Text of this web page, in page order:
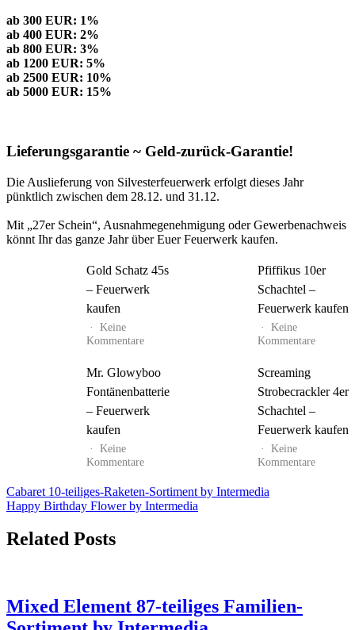
ab 300 EUR: 1%
ab 400 EUR: 2%
ab 800 EUR: 3%
ab 1200 EUR: 5%
ab 2500 EUR: 10%
ab 5000 EUR: 15%
Lieferungsgarantie ~ Geld-zurück-Garantie!
Die Auslieferung von Silvesterfeuerwerk erfolgt dieses Jahr
pünktlich zwischen dem 28.12. und 31.12.
Mit „27er Schein“, Ausnahmegenehmigung oder Gewerbenachweis
könnt Ihr das ganze Jahr über Euer Feuerwerk kaufen.
Gold Schatz 45s
– Feuerwerk
kaufen
Keine
Kommentarezu
Schatz
45s
–
Feuerwerk
Pfiffikus 10er
Schachtel –
Feuerwerk kaufen
Keine
Kommentarezu
–
Mr. Glowyboo
Fontänenbatterie
– Feuerwerk
kaufen
Keine
Kommentarezu
Glowyboo
Fontänenbatterie
–
Screaming
Strobecrackler 4er
Schachtel –
Feuerwerk kaufen
Keine
Kommentarezu
Beitrags-
Navigation
Cabaret 10-teiliges-Raketen-Sortiment by Intermedia
Happy Birthday Flower by Intermedia
Related Posts
Mixed Element 87-teiliges Familien-